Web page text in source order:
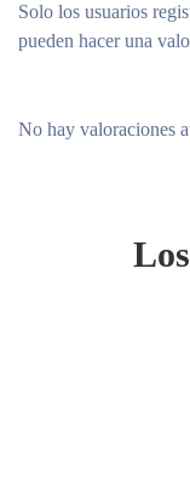
No hay valoraciones
Solo los usuarios
pueden hacer una